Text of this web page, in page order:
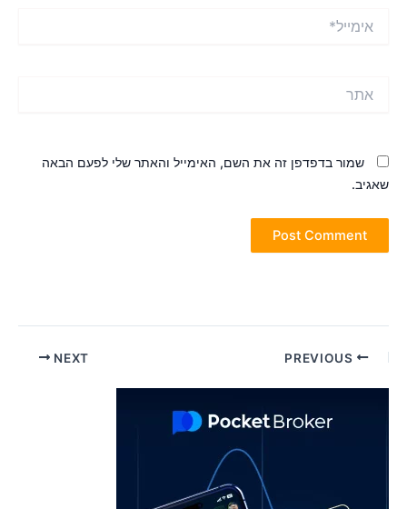
שמור בדפדפן זה את השם, האימייל והאתר שלי לפעם הבאה
NEXT